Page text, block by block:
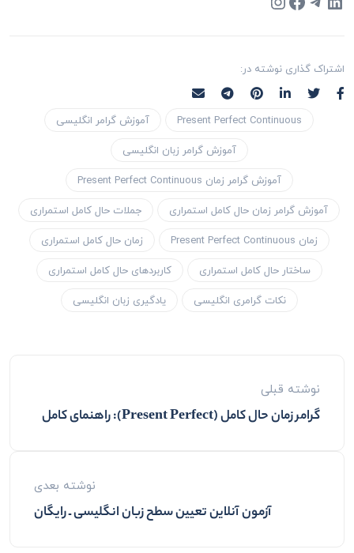
اشتراک گذاری نوشته در:
Present Perfect Continuous
آموزش گرامر انگلیسی
آموزش گرامر زبان انگلیسی
آموزش گرامر زمان Present Perfect Continuous
آموزش گرامر زمان حال کامل استمراری
جملات حال کامل استمراری
زمان Present Perfect Continuous
زمان حال کامل استمراری
ساختار حال کامل استمراری
کاربردهای حال کامل استمراری
نکات گرامری انگلیسی
یادگیری زبان انگلیسی
نوشته قبلی
گرامر زمان حال کامل (Present Perfect): راهنمای کامل
نوشته بعدی
آزمون آنلاین تعیین سطح زبان انگلیسی ـ رایگان